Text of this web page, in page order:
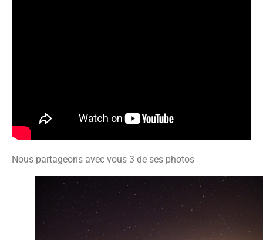
Nous partageons avec vous 3 de ses photos